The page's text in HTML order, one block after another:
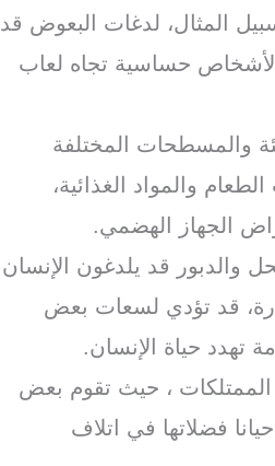
المثال، لدغات البعوض قد
حساسية تجاه لعاب
والمسطحات المختلفة
والمواد الغذائية،
الجهاز الهضمي.
قد يلدغون الإنسان
قد تؤدي لسعات بعض
تهدد حياة الإنسان.
، حيث تقوم بعض
فضلاتها في اتلاف